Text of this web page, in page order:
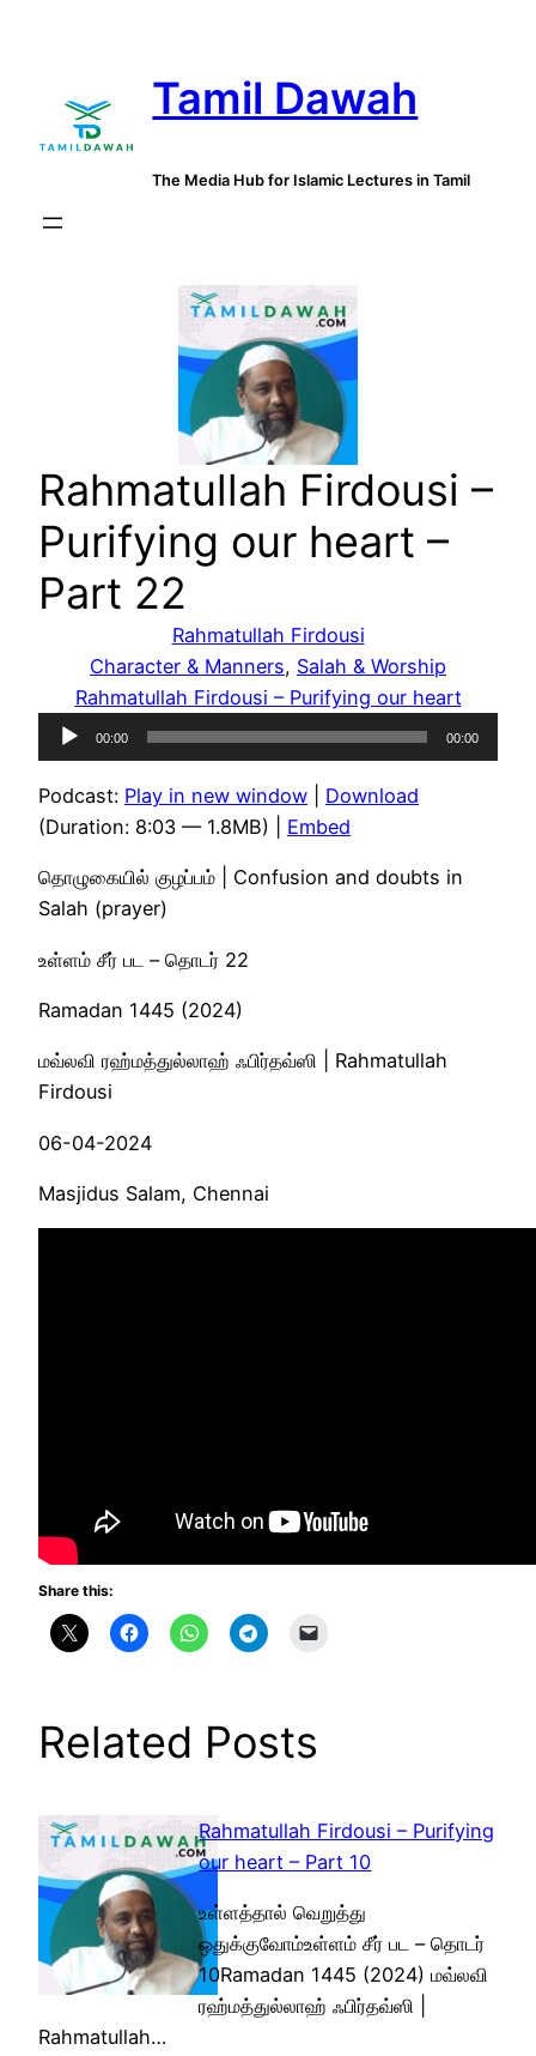
Tamil Dawah
The Media Hub for Islamic Lectures in Tamil
Rahmatullah Firdousi –
Purifying our heart –
Part 22
Rahmatullah Firdousi
Character & Manners, Salah & Worship
Rahmatullah Firdousi – Purifying our heart
Audio
Player
00:00 00:00
Podcast: Play in new window
Download
(Duration: 8:03 — 1.8MB) | Embed
தொழுகையில் குழப்பம் | Confusion and doubts in
Salah (prayer)
உள்ளம் சீர் பட – தொடர் 22
Ramadan 1445 (2024)
மவ்லவி ரஹ்மத்துல்லாஹ் ஃபிர்தவ்ஸி | Rahmatullah
Firdousi
06-04-2024
Masjidus Salam, Chennai
Share this:
Related Posts
Rahmatullah Firdousi – Purifying
our heart – Part 10
உள்ளத்தால் வெறுத்து
ஒதுக்குவோம்உள்ளம் சீர் பட – தொடர்
10Ramadan 1445 (2024) மவ்லவி
ரஹ்மத்துல்லாஹ் ஃபிர்தவ்ஸி |
Rahmatullah…